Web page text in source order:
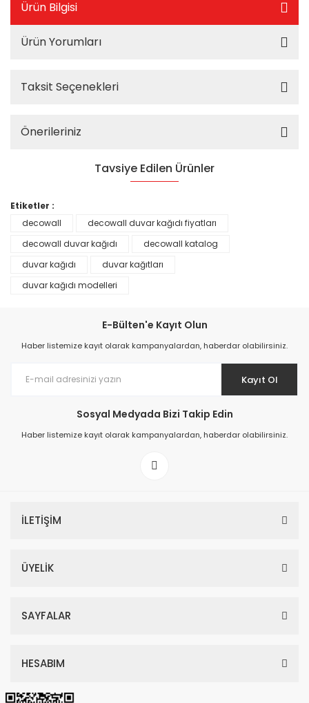
Ürün Bilgisi
Ürün Yorumları
Taksit Seçenekleri
Önerileriniz
Tavsiye Edilen Ürünler
Prime ArtDECO Duvar Kağıdı Tutkalı 500 gr
199,00 TL
Etiketler :
decowall
decowall duvar kağıdı fiyatları
decowall duvar kağıdı
decowall katalog
duvar kağıdı
duvar kağıtları
duvar kağıdı modelleri
E-Bülten'e Kayıt Olun
Haber listemize kayıt olarak kampanyalardan, haberdar olabilirsiniz.
Kayıt Ol
Sosyal Medyada Bizi Takip Edin
Haber listemize kayıt olarak kampanyalardan, haberdar olabilirsiniz.
İLETİŞİM
ÜYELİK
SAYFALAR
HESABIM